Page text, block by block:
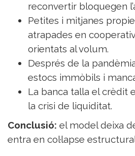
reconvertir bloquegen
Petites i mitjanes
atrapades en
orientats al volum.
Després de la
estocs immòbils i manca
La banca talla el crèdit
la crisi de liquiditat.
Conclusió: el model deixa
entra en col·lapse